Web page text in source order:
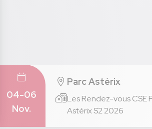
04-06
Nov.
Parc Astérix
Les Rendez-vous CSE
Astérix S2 2026